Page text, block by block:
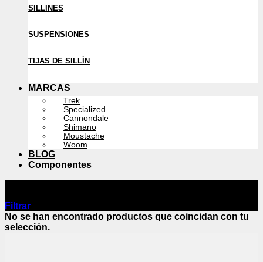
SILLINES
SUSPENSIONES
TIJAS DE SILLÍN
MARCAS
Trek
Specialized
Cannondale
Shimano
Moustache
Woom
BLOG
Componentes
Filtrar
No se han encontrado productos que coincidan con tu
selección.